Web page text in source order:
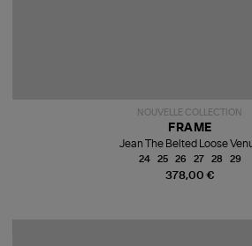
NOUVELLE COLLECTION
378,00 €
FRAME
Jean The Belted Loose
24 25 26 27 28 29